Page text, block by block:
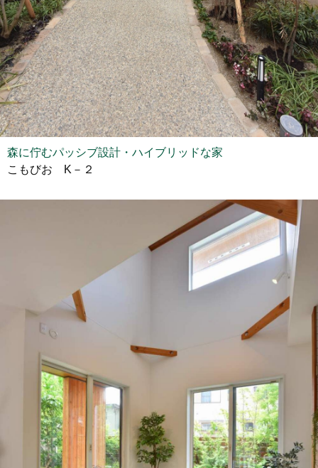
森に佇むパッシブ設計・ハイブリッドな家
こもびお K－２